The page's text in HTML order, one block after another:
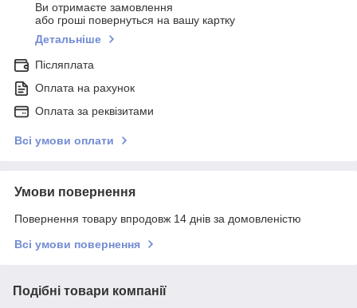
Ви отримаєте замовлення
або гроші повернуться на вашу картку
Детальніше
Післяплата
Оплата на рахунок
Оплата за реквізитами
Всі умови оплати
Умови повернення
Повернення товару впродовж 14 днів за домовленістю
Всі умови повернення
Подібні товари компанії